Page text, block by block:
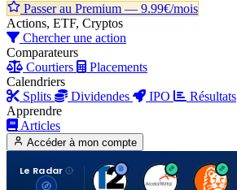
Passer au Premium — 9.99€/mois
Actions, ETF, Cryptos
Chercher une action
Comparateurs
Courtiers
Placements
Calendriers
Splits
Dividendes IPO
Résultats
Apprendre
Articles
Accéder à mon compte
Le Radar
T A I